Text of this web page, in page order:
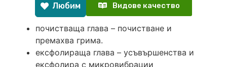
Любим Видове качество
почистваща глава – почистване и
премахва грима.
ексфолираща глава – усъвършенства и
ексфолира с микровибрации